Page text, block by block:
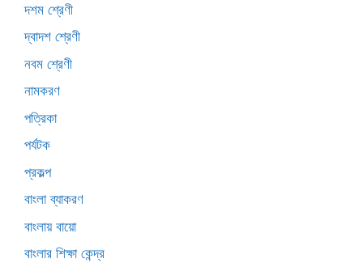
দশম শ্রেণী
দ্বাদশ শ্রেণী
নবম শ্রেণী
নামকরণ
পত্রিকা
পর্যটক
প্রকল্প
বাংলা ব্যাকরণ
বাংলায় বায়ো
বাংলার শিক্ষা কেন্দ্র